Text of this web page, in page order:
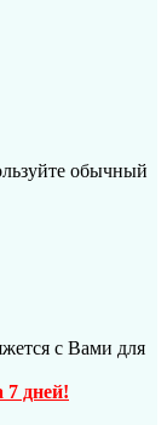
обычный
с Вами для
7 дней!